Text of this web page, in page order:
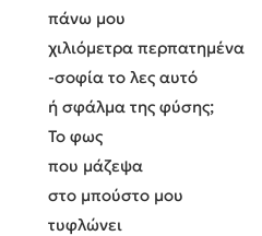
πάνω μου
χιλιόμετρα περπατημένα
-σοφία το λες αυτό
ή σφάλμα της φύσης;
Το φως
που μάζεψα
στο μπούστο μου
τυφλώνει